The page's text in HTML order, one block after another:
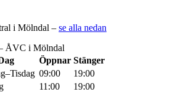
i Mölndal – se alla nedan
ÅVC i Mölndal
Öppnar Stänger
09:00
19:00
11:00
19:00